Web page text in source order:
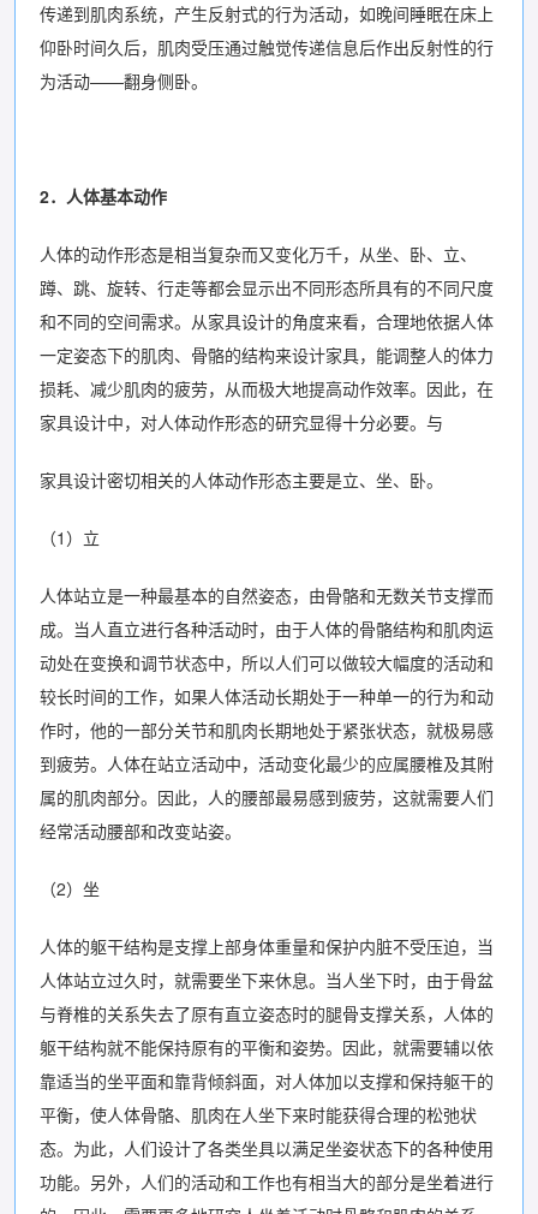
传递到肌肉系统，产生反射式的行为活动，如晚间睡眠在床上
仰卧时间久后，肌肉受压通过触觉传递信息后作出反射性的行
为活动——翻身侧卧。
2．人体基本动作
人体的动作形态是相当复杂而又变化万千，从坐、卧、立、
蹲、跳、旋转、行走等都会显示出不同形态所具有的不同尺度
和不同的空间需求。从家具设计的角度来看，合理地依据人体
一定姿态下的肌肉、骨骼的结构来设计家具，能调整人的体力
损耗、减少肌肉的疲劳，从而极大地提高动作效率。因此，在
家具设计中，对人体动作形态的研究显得十分必要。与
家具设计密切相关的人体动作形态主要是立、坐、卧。
（1）立
人体站立是一种最基本的自然姿态，由骨骼和无数关节支撑而
成。当人直立进行各种活动时，由于人体的骨骼结构和肌肉运
动处在变换和调节状态中，所以人们可以做较大幅度的活动和
较长时间的工作，如果人体活动长期处于一种单一的行为和动
作时，他的一部分关节和肌肉长期地处于紧张状态，就极易感
到疲劳。人体在站立活动中，活动变化最少的应属腰椎及其附
属的肌肉部分。因此，人的腰部最易感到疲劳，这就需要人们
经常活动腰部和改变站姿。
（2）坐
人体的躯干结构是支撑上部身体重量和保护内脏不受压迫，当
人体站立过久时，就需要坐下来休息。当人坐下时，由于骨盆
与脊椎的关系失去了原有直立姿态时的腿骨支撑关系，人体的
躯干结构就不能保持原有的平衡和姿势。因此，就需要辅以依
靠适当的坐平面和靠背倾斜面，对人体加以支撑和保持躯干的
平衡，使人体骨骼、肌肉在人坐下来时能获得合理的松弛状
态。为此，人们设计了各类坐具以满足坐姿状态下的各种使用
功能。另外，人们的活动和工作也有相当大的部分是坐着进行